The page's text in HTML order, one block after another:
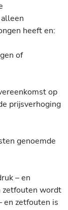
heeft en:
of
op
prijsverhoging
genoemde
– en
zetfouten wordt
en zetfouten is